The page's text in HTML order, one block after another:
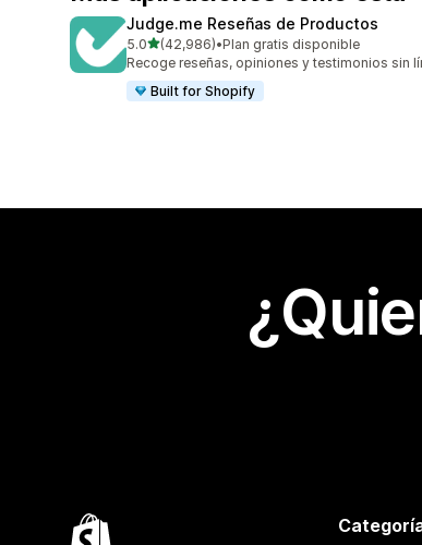
Judge.me Reseñas de Productos
5.0de 5 estrellas
(42,986)
42986 reseñas en total
•Plan gratis disponible
Recoge reseñas, opiniones y testimonios sin
Built for Shopify